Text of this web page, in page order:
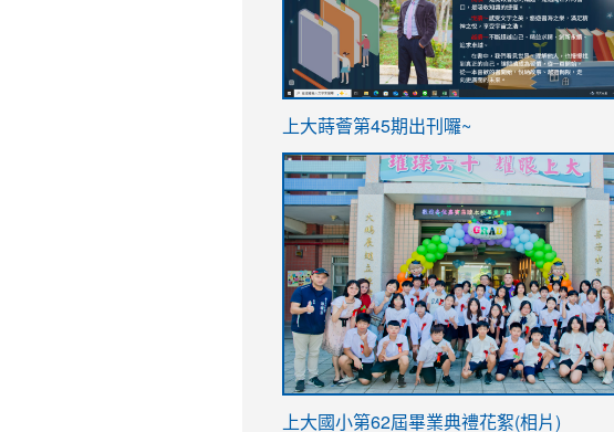
ink
https://sites.google.com/stes.tyc.edu.tw/
link
https://sites.google.com/stes.tyc.edu.tw/
上大蒔薈第45期出刊囉~
link
上大國小第62屆畢業典禮花絮(相片)